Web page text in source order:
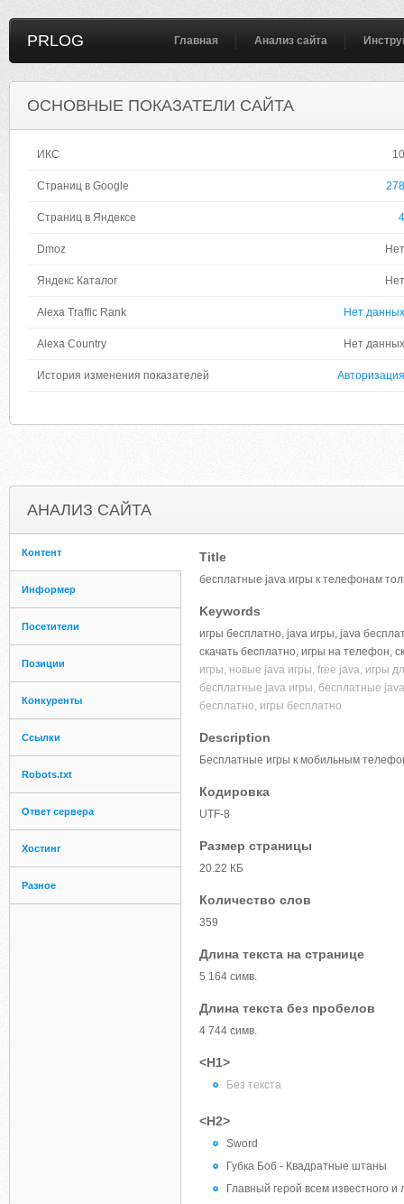
PRLOG Главная Анализ сайта
ОСНОВНЫЕ ПОКАЗАТЕЛИ САЙТА
ИКС 10
Страниц в Google 278
Страниц в Яндексе 4
Dmoz Нет
Яндекс Каталог Нет
Alexa Traffic Rank Нет данных
Alexa Country Нет данных
История изменения показателей Авторизация
АНАЛИЗ САЙТА
Контент
Информер
Посетители
Позиции
Конкуренты
Ссылки
Robots.txt
Ответ сервера
Хостинг
Разное
Title
бесплатные java игры к телефонам
Keywords
игры бесплатно, java игры, java
скачать бесплатно, игры на телефон,
игры, новые java игры, free java, игры
бесплатные java игры, бесплатные
бесплатно, игры бесплатно
Description
Бесплатные игры к мобильным
Кодировка
UTF-8
Размер страницы
20.22 КБ
Количество слов
359
Длина текста на странице
5 164 симв.
Длина текста без пробелов
4 744 симв.
<H1>
Без текста
<H2>
Sword
Губка Боб - Квадратные штаны
Главный герой всем известного